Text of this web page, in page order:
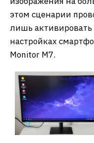
этом сценарии
лишь активировать
настройках
Monitor M7.